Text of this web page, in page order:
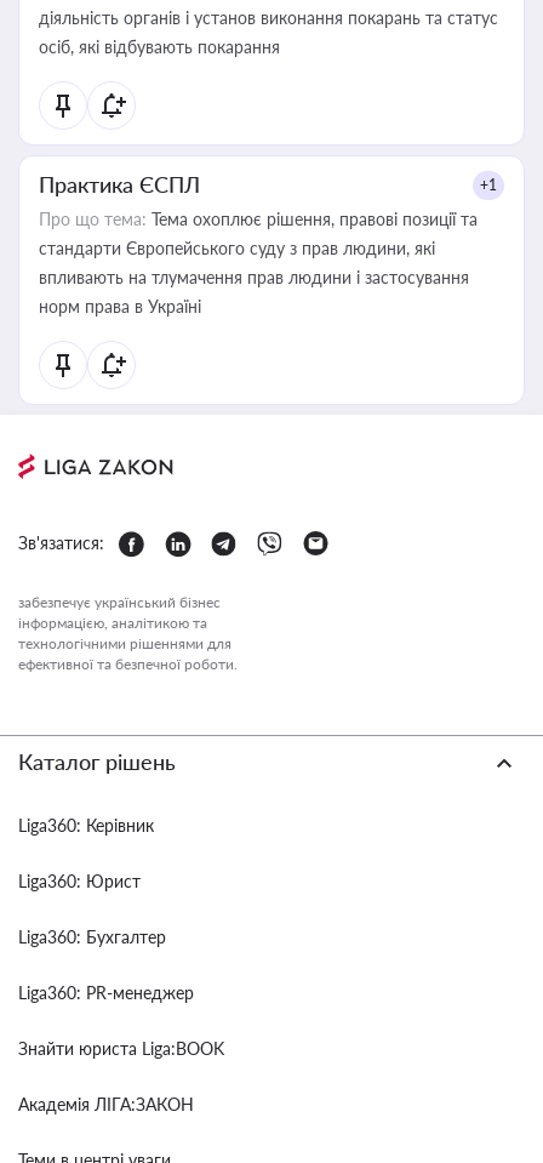
діяльність органів і установ виконання покарань та статус
осіб, які відбувають покарання
Практика ЄСПЛ +1
Про що тема: Тема охоплює рішення, правові позиції та
стандарти Європейського суду з прав людини, які
впливають на тлумачення прав людини і застосування
норм права в Україні
Зв'язатися:
забезпечує український бізнес
інформацією, аналітикою та
технологічними рішеннями для
ефективної та безпечної роботи.
Каталог рішень
Liga360: Керівник
Liga360: Юрист
Liga360: Бухгалтер
Liga360: PR-менеджер
Знайти юриста Liga:BOOK
Академія ЛІГА:ЗАКОН